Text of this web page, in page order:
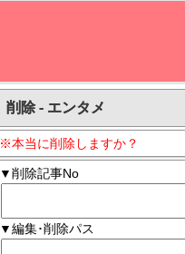
削除 - エンタメ
※本当に削除しますか？
▼削除記事No
▼編集･削除パス